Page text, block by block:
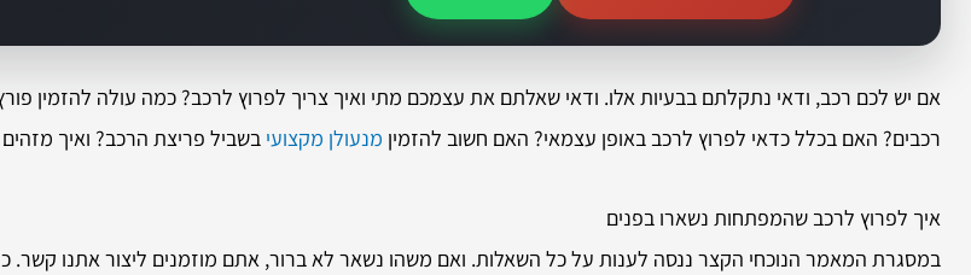
אם יש לכם רכב, ודאי נתקלתם בבעיות אלו. ודאי שאלתם את עצמכם מתי ואיך צריך לפרוץ לרכב? כמה עולה להזמין
רכבים? האם בכלל כדאי לפרוץ לרכב באופן עצמאי? האם חשוב להזמין מנעולן מקצועי בשביל פריצת הרכב? ואיך
איך לפרוץ לרכב שהמפתחות נשארו בפנים
במסגרת המאמר הנוכחי הקצר ננסה לענות על כל השאלות. ואם משהו נשאר לא ברור, אתם מוזמנים ליצור אתנו קשר.